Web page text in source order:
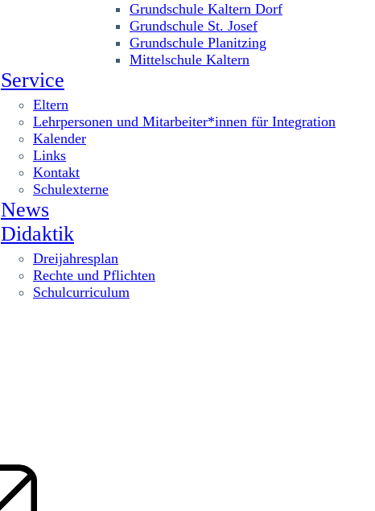
Grundschule Kaltern Dorf
Grundschule St. Josef
Grundschule Planitzing
Mittelschule Kaltern
Service
Eltern
Lehrpersonen und Mitarbeiter*innen für Integration
Kalender
Links
Kontakt
Schulexterne
News
Didaktik
Dreijahresplan
Rechte und Pflichten
Schulcurriculum